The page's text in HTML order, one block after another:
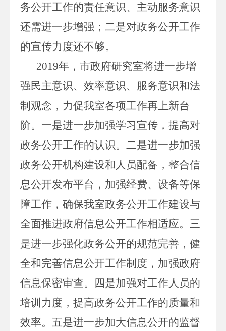
务公开工作的责任意识、主动服务意识
还需进一步增强； 二是对政务公开工作
的宣传力度还不够。
2019年 ，市政府研究室将进一步增
强民主意识、效率意识、服务意识和法
制观念，力促我室各项工作再上新台
阶。 一是进一步加强学习宣传，提高对
政务公开工作的认识。二是进一步加强
政务公开机构建设和人员配备，整合信
息公开发布平台，加强经费、设备等保
障工作，确保我室政务公开工作建设与
全面推进政府信息公开工作相适应。 三
是进一步强化政务公开的规范完善，健
全和完善信息公开工作制度，加强政府
信息保密审查。 四是加强对工作人员的
培训力度，提高政务公开工作的质量和
效率。 五是进一步加大信息公开的监督